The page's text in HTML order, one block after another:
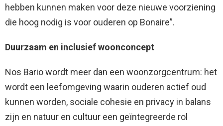
hebben kunnen maken voor deze nieuwe voorziening
die hoog nodig is voor ouderen op Bonaire”.
Duurzaam en inclusief woonconcept
Nos Bario wordt meer dan een woonzorgcentrum: het
wordt een leefomgeving waarin ouderen actief oud
kunnen worden, sociale cohesie en privacy in balans
zijn en natuur en cultuur een geïntegreerde rol